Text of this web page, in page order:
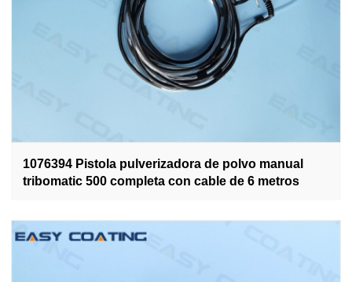
1076394 Pistola pulverizadora de polvo manual
tribomatic 500 completa con cable de 6 metros